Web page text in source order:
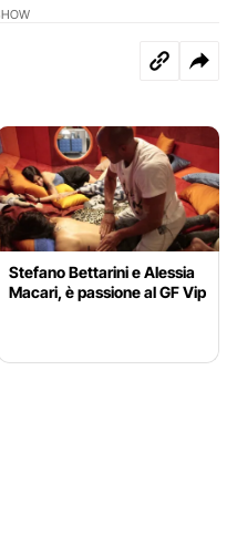
Stefano Bettarini e Alessia
Macari, è passione al GF Vip